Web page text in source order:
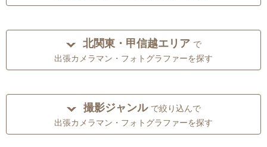
北関東・甲信越エリア で
出張カメラマン・フォトグラファーを探す
撮影ジャンル で絞り込んで
出張カメラマン・フォトグラファーを探す